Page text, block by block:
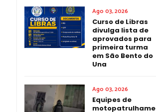
Ago 03, 2026
Curso de Libras
divulga lista de
aprovados para
primeira turma
em São Bento do
Una
Ago 03, 2026
Equipes de
motopatrulhame